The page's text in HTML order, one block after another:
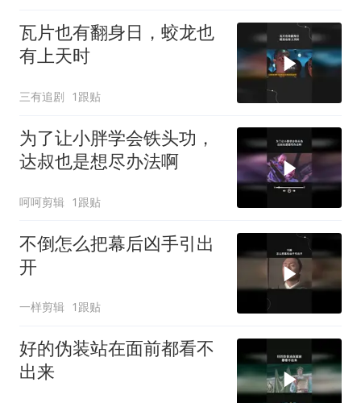
瓦片也有翻身日，蛟龙也
有上天时
三有追剧 1跟贴
为了让小胖学会铁头功，
达叔也是想尽办法啊
呵呵剪辑 1跟贴
不倒怎么把幕后凶手引出
开
一样剪辑 1跟贴
好的伪装站在面前都看不
出来